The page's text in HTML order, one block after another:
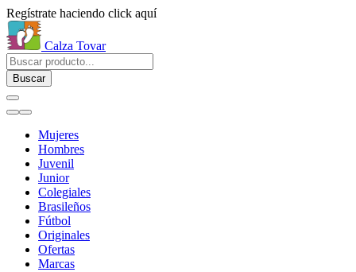
Regístrate haciendo click aquí
Calza Tovar
Buscar
Mujeres
Hombres
Juvenil
Junior
Colegiales
Brasileños
Fútbol
Originales
Ofertas
Marcas